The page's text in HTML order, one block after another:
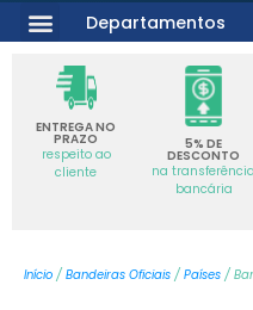
Departamentos
ENTREGA NO
PRAZO
respeito ao
cliente
5% DE
DESCONTO
na transferência
bancária
Início / Bandeiras Oficiais / Países /